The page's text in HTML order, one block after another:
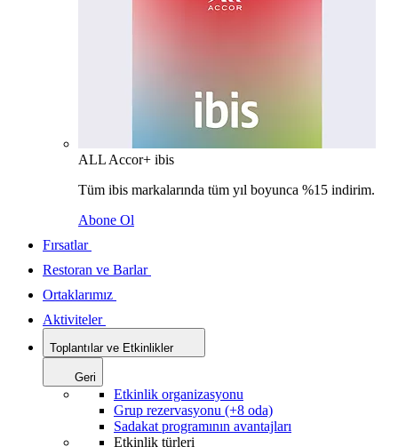
ALL Accor+ ibis
Tüm ibis markalarında tüm yıl boyunca %15 indirim.
Abone Ol
Fırsatlar
Restoran ve Barlar
Ortaklarımız
Aktiviteler
Toplantılar ve Etkinlikler
Geri
Etkinlik organizasyonu
Grup rezervasyonu (+8 oda)
Sadakat programının avantajları
Etkinlik türleri